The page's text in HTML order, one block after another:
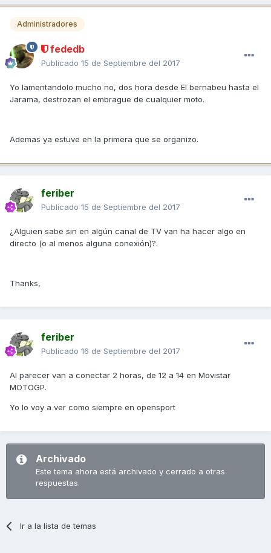
Administradores
fededb
Publicado 15 de Septiembre del 2017
Yo lamentandolo mucho no, dos hora desde El bernabeu hasta el
Jarama, destrozan el embrague de cualquier moto.
Ademas ya estuve en la primera que se organizo.
feriber
Publicado 15 de Septiembre del 2017
¿Alguien sabe sin en algún canal de TV van ha hacer algo en
directo (o al menos alguna conexión)?.
Thanks,
feriber
Publicado 16 de Septiembre del 2017
Al parecer van a conectar 2 horas, de 12 a 14 en Movistar
MOTOGP.
Yo lo voy a ver como siempre en opensport
Archivado
Este tema ahora está archivado y cerrado a otras
respuestas.
Ir a la lista de temas